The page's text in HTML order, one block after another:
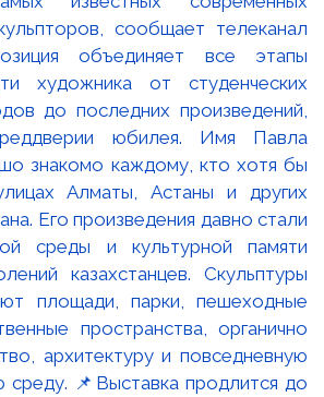
сообщает телеканал
объединяет все этапы
художника от студенческих
до последних произведений,
юбилея. Имя Павла
знакомо каждому, кто хотя бы
Алматы, Астаны и других
Его произведения давно стали
среды и культурной памяти
казахстанцев. Скульптуры
площади, парки, пешеходные
пространства, органично
архитектуру и повседневную
среду. 📌Выставка продлится до